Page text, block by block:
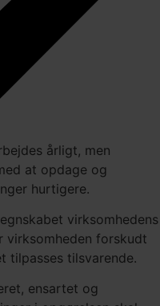
årligt, men
at opdage og
hurtigere.
virksomhedens
virksomheden forskudt
tilpasses tilsvarende.
ensartet og